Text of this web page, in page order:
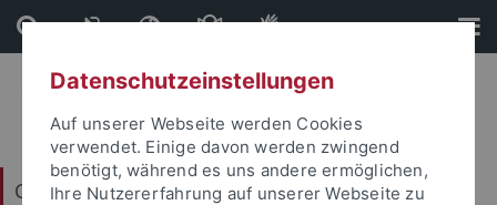
Direkt
zum
Inhalt
Direkt
zur
Fußleiste
College of Fellows
Datenschutzeinstellungen
Auf unserer Webseite werden Cookies
verwendet. Einige davon werden zwingend
benötigt, während es uns andere ermöglichen,
Ihre Nutzererfahrung auf unserer Webseite zu